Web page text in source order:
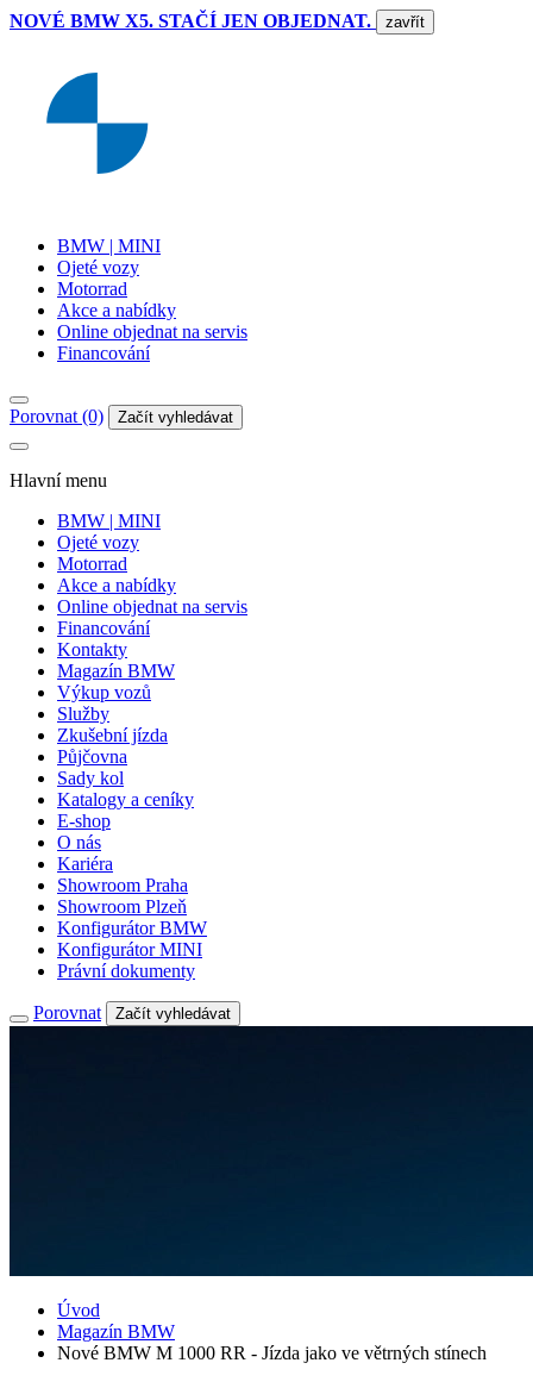
NOVÉ BMW X5. STAČÍ JEN OBJEDNAT. zavřít
BMW | MINI
Ojeté vozy
Motorrad
Akce a nabídky
Online objednat na servis
Financování
Porovnat (0) Začít vyhledávat
Hlavní menu
BMW | MINI
Ojeté vozy
Motorrad
Akce a nabídky
Online objednat na servis
Financování
Kontakty
Magazín BMW
Výkup vozů
Služby
Zkušební jízda
Půjčovna
Sady kol
Katalogy a ceníky
E-shop
O nás
Kariéra
Showroom Praha
Showroom Plzeň
Konfigurátor BMW
Konfigurátor MINI
Právní dokumenty
Porovnat Začít vyhledávat
Úvod
Magazín BMW
Nové BMW M 1000 RR - Jízda jako ve větrných stínech